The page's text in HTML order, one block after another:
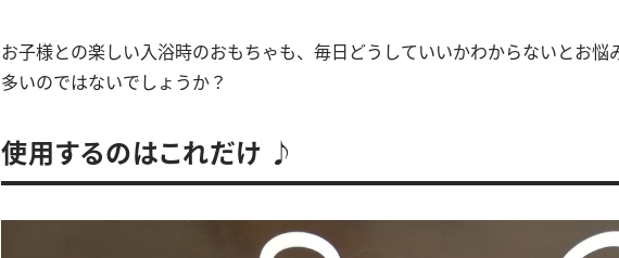
お子様との楽しい入浴時のおもちゃも、毎日どうしていいかわからないとお悩
多いのではないでしょうか？
使用するのはこれだけ ♪